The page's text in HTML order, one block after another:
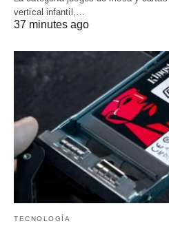
vertical infantil,…
37 minutes ago
TECNOLOGÍA